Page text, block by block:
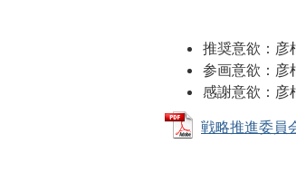
推奨意欲：彦
参画意欲：彦
感謝意欲：彦
戦略推進委員